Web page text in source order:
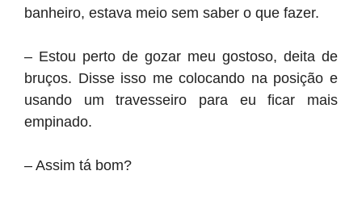
banheiro, estava meio sem saber o que fazer.
– Estou perto de gozar meu gostoso, deita de
bruços. Disse isso me colocando na posição e
usando um travesseiro para eu ficar mais
empinado.
– Assim tá bom?